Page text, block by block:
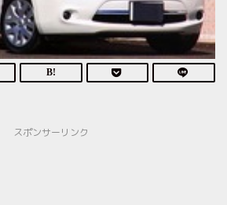
スポンサーリンク